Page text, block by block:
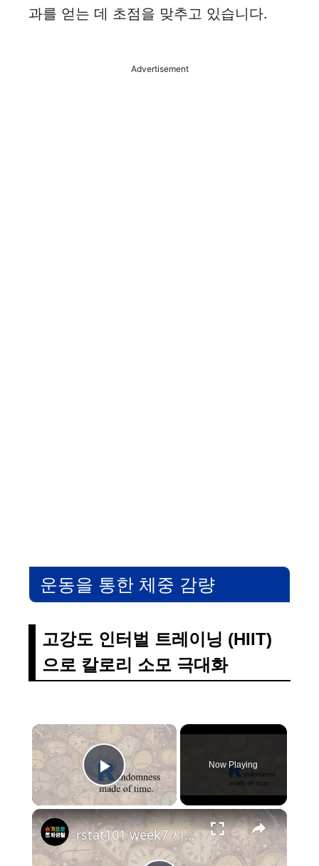
과를 얻는 데 초점을 맞추고 있습니다.
Advertisement
운동을 통한 체중 감량
고강도 인터벌 트레이닝 (HIIT)
으로 칼로리 소모 극대화
×
Play Video
Now Playing
×
rstat101 week7 시간을 이용한 무작위수 만들기